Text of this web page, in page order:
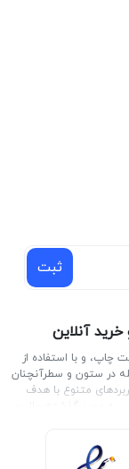
ثبت
خرید آنلاین
چاپ، و با استفاده از
در ستون و سطرآنچنان
متنوع با هدف
و سه درصد گذشته حال و
تمام و دشواری موجود